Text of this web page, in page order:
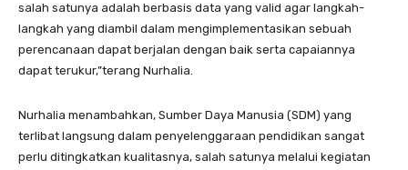
salah satunya adalah berbasis data yang valid agar langkah-
langkah yang diambil dalam mengimplementasikan sebuah
perencanaan dapat berjalan dengan baik serta capaiannya
dapat terukur,”terang Nurhalia.
Nurhalia menambahkan, Sumber Daya Manusia (SDM) yang
terlibat langsung dalam penyelenggaraan pendidikan sangat
perlu ditingkatkan kualitasnya, salah satunya melalui kegiatan